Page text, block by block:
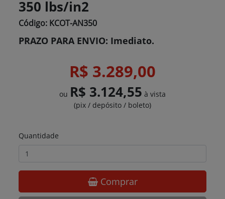
350 lbs/in2
Código: KCOT-AN350
PRAZO PARA ENVIO: Imediato.
R$ 3.289,00
ou R$ 3.124,55 à vista
(pix / depósito / boleto)
Quantidade
Comprar